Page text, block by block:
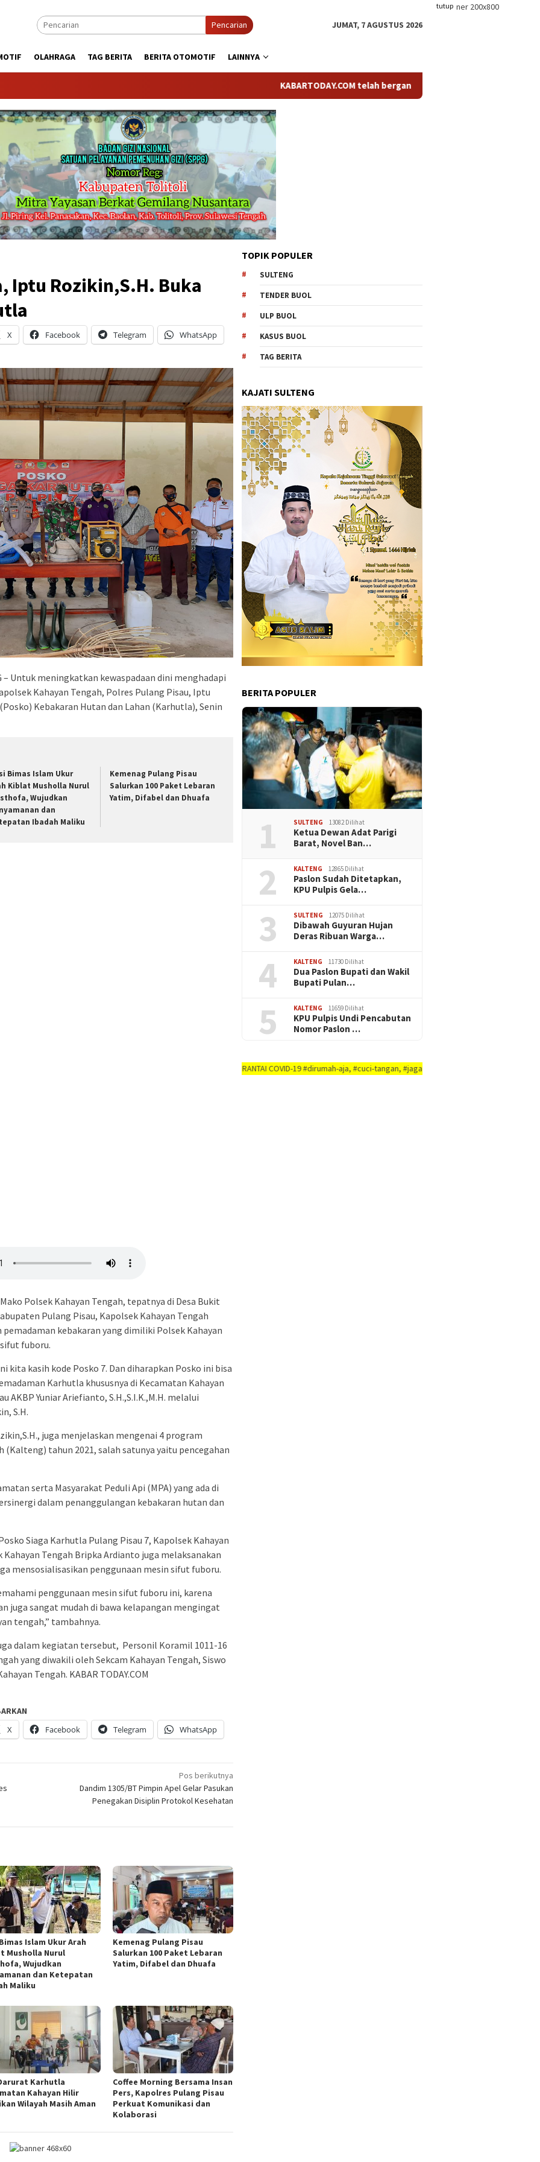
tutup
Pencarian JUMAT, 7 AGUSTUS 2026
OLAHRAGA TAG BERITA BERITA OTOMOTIF LAINNYA
KABARTODAY.COM telah berganti nama menjadi KABARTODAY.ID.
Iptu Rozikin,S.H. Buka
X Facebook Telegram WhatsApp
– Untuk meningkatkan kewaspadaan dini menghadapi
Kahayan Tengah, Polres Pulang Pisau, Iptu
Kebakaran Hutan dan Lahan (Karhutla), Senin
Bimas Islam Ukur
Kiblat Musholla Nurul
Wujudkan
dan
Ibadah Maliku
Kemenag Pulang Pisau
Salurkan 100 Paket Lebaran
Yatim, Difabel dan Dhuafa
Polsek Kahayan Tengah, tepatnya di Desa Bukit
Pulang Pisau, Kapolsek Kahayan Tengah
kebakaran yang dimiliki Polsek Kahayan
fuboru.
kita kasih kode Posko 7. Dan diharapkan Posko ini bisa
Karhutla khususnya di Kecamatan Kahayan
AKBP Yuniar Ariefianto, S.H.,S.I.K.,M.H. melalui
S.H.
juga menjelaskan mengenai 4 program
tahun 2021, salah satunya yaitu pencegahan
serta Masyarakat Peduli Api (MPA) yang ada di
dalam penanggulangan kebakaran hutan dan
Siaga Karhutla Pulang Pisau 7, Kapolsek Kahayan
Tengah Bripka Ardianto juga melaksanakan
mensosialisasikan penggunaan mesin sifut fuboru.
penggunaan mesin sifut fuboru ini, karena
juga sangat mudah di bawa kelapangan mengingat
tengah,” tambahnya.
dalam kegiatan tersebut, Personil Koramil 1011-16
yang diwakili oleh Sekcam Kahayan Tengah, Siswo
Tengah. KABAR TODAY.COM
X
Facebook Telegram WhatsApp
Pos berikutnya
Dandim 1305/BT Pimpin Apel Gelar Pasukan
Penegakan Disiplin Protokol Kesehatan
Islam Ukur Arah
Musholla Nurul
Wujudkan
dan Ketepatan
Maliku
Kemenag Pulang Pisau
Salurkan 100 Paket Lebaran
Yatim, Difabel dan Dhuafa
Karhutla
Kahayan Hilir
Wilayah Masih Aman
Coffee Morning Bersama Insan
Pers, Kapolres Pulang Pisau
Perkuat Komunikasi dan
Kolaborasi
TOPIK POPULER
SULTENG
TENDER BUOL
ULP BUOL
KASUS BUOL
TAG BERITA
KAJATI SULTENG
BERITA POPULER
1 SULTENG 13082 Dilihat
Ketua Dewan Adat Parigi
Barat, Novel Ban…
2 KALTENG 12865 Dilihat
Paslon Sudah Ditetapkan,
KPU Pulpis Gela…
3 SULTENG 12075 Dilihat
Dibawah Guyuran Hujan
Deras Ribuan Warga…
4 KALTENG 11730 Dilihat
Dua Paslon Bupati dan Wakil
Bupati Pulan…
5 KALTENG 11659 Dilihat
KPU Pulpis Undi Pencabutan
Nomor Paslon …
AYO PUTUSKAN RANTAI COVID-19 #dirumah-aja, #cuci-tangan, #jaga-jarak, #jaga-imunitas-tubuh, #rajin-